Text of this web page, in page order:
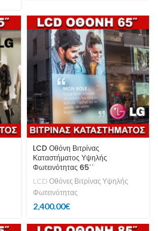
LCD Οθόνη Βιτρίνας
Καταστήματος Υψηλής
Φωτεινότητας 65΄΄
LCD Οθόνες Βιτρίνας Υψηλής
Φωτεινότητας
2,400.00€